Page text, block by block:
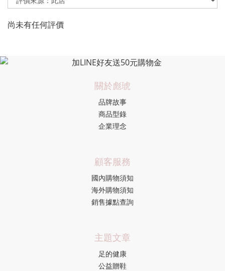
尚未有任何評價
關於彪琥
品牌故事
商品型錄
企業理念
顧客服務
國內購物須知
海外購物須知
銷售據點查詢
主題文章
足的健康
公益贈鞋